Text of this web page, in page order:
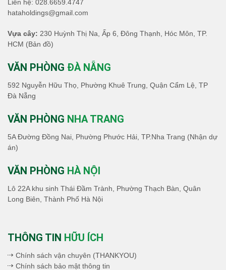
Liên hệ: 028.6659.4747
hataholdings@gmail.com
Vựa cây: 230 Huỳnh Thị Na, Ấp 6, Đông Thạnh, Hóc Môn, TP.
HCM (Bản đồ)
VĂN PHÒNG ĐÀ NẴNG
592 Nguyễn Hữu Thọ, Phường Khuê Trung, Quận Cẩm Lệ, TP
Đà Nẵng
VĂN PHÒNG NHA TRANG
5A Đường Đồng Nai, Phường Phước Hải, TP.Nha Trang (Nhận dự
án)
VĂN PHÒNG HÀ NỘI
Lô 22A khu sinh Thái Đầm Trành, Phường Thạch Bàn, Quân
Long Biên, Thành Phố Hà Nội
THÔNG TIN HỮU ÍCH
Chính sách vận chuyên (THANKYOU)
Chính sách bảo mật thông tin